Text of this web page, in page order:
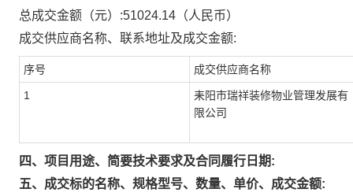
总成交金额（元）:51024.14 （人民币）
成交供应商名称、联系地址及成交金额:
序号 成交供应商名称
1
耒阳市瑞祥装修物业管理发展有
限公司
四、项目用途、简要技术要求及合同履行日期:
五、成交标的名称、规格型号、数量、单价、成交金额: